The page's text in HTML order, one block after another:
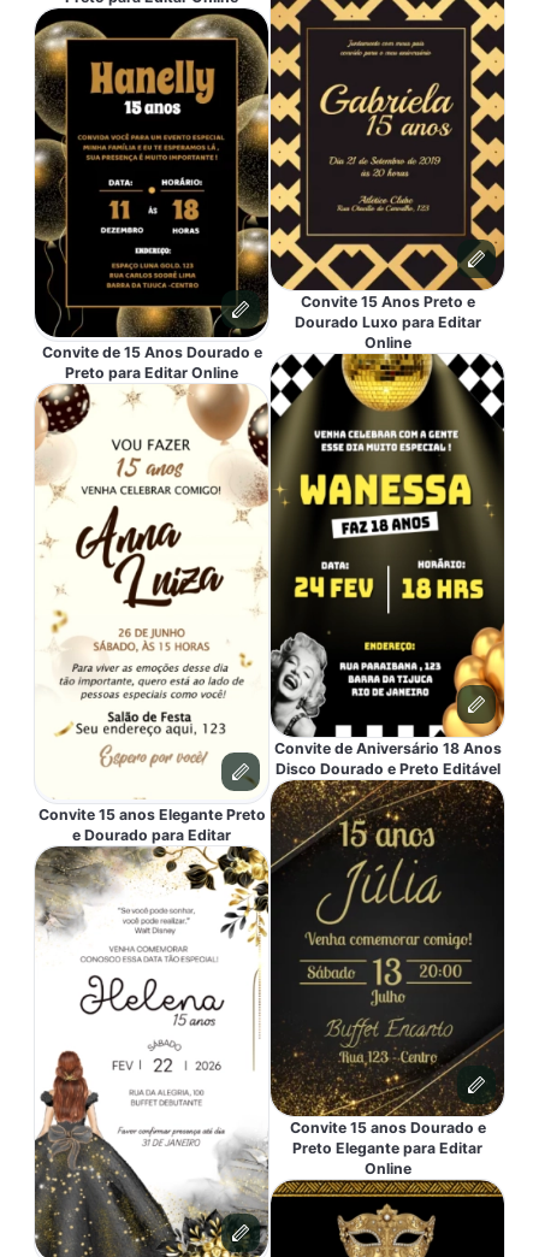
Convite de 15 Anos Dourado e
Preto para Editar Online
Convite 15 anos Elegante Preto
e Dourado para Editar
Convite 15 Anos Preto e
Dourado Luxo para Editar
Online
Convite de Aniversário 18 Anos
Disco Dourado e Preto Editável
Convite 15 anos Dourado e
Preto Elegante para Editar
Online